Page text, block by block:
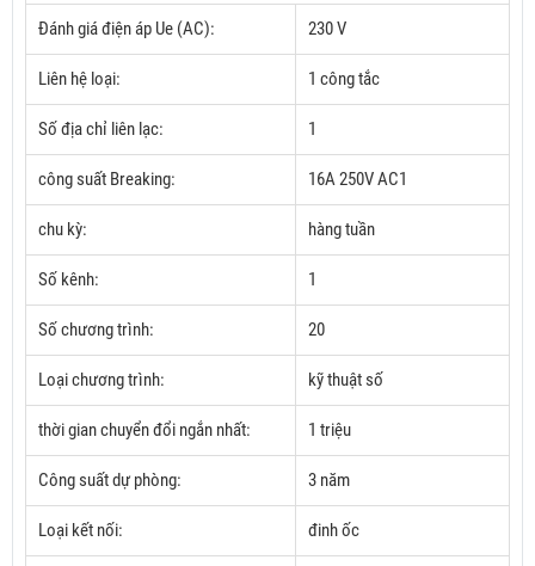
Đánh giá điện áp Ue (AC): 230 V
Liên hệ loại: 1 công tắc
Số địa chỉ liên lạc: 1
công suất Breaking: 16A 250V AC1
chu kỳ: hàng tuần
Số kênh: 1
Số chương trình: 20
Loại chương trình: kỹ thuật số
thời gian chuyển đổi ngắn nhất: 1 triệu
Công suất dự phòng: 3 năm
Loại kết nối: đinh ốc